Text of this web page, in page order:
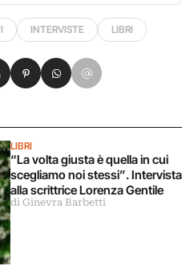
INTERVISTE LIBRI
LIBRI
“La volta giusta è quella in cui
scegliamo noi stessi”. Intervista
alla scrittrice Lorenza Gentile
di Ginevra Barbetti
su Xsu LinkedIn
Condividi su Pinterest
Condividi su WhatsApp
Condividi su Email